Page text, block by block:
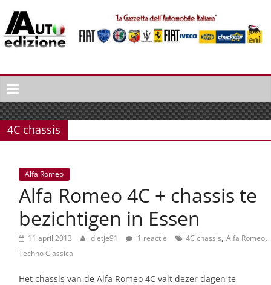
naar
inhoud
Auto
Edizione
La
Gazetta
dell'Automobile
Italiaans
autonieuws
lifestyle
4C chassis
Alfa Romeo
Alfa Romeo 4C + chassis te
bezichtigen in Essen
11 april 2013 dietje91 1 reactie 4C chassis, Alfa Romeo,
Techno Classica
Het chassis van de Alfa Romeo 4C valt dezer dagen te